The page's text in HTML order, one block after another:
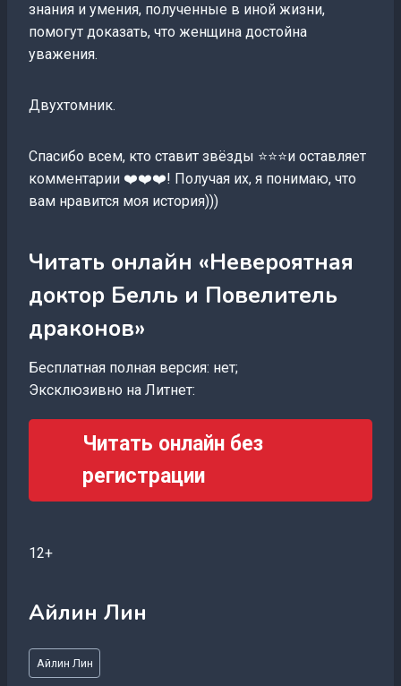
знания и умения, полученные в иной жизни,
помогут доказать, что женщина достойна
уважения.
Двухтомник.
Спасибо всем, кто ставит звёзды ⭐⭐⭐и оставляет
комментарии ❤️❤️❤️! Получая их, я понимаю, что
вам нравится моя история)))
Читать онлайн «Невероятная
доктор Белль и Повелитель
драконов»
Бесплатная полная версия: нет;
Эксклюзивно на Литнет:
Читать онлайн без
регистрации
12+
Айлин Лин
Метки
записи:
Айлин Лин